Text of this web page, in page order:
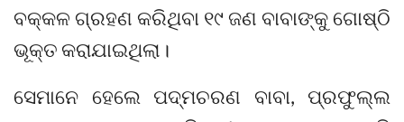
ବକ୍କଳ ଗ୍ରହଣ କରିଥିବା ୧୯ ଜଣ ବାବାଙ୍କୁ ଗୋଷ୍ଠି
ଭୂକ୍ତ କରାଯାଇଥିଲା।
ସେମାନେ ହେଲେ ପଦ୍ମଚରଣ ବାବା, ପ୍ରଫୁଲ୍ଲ